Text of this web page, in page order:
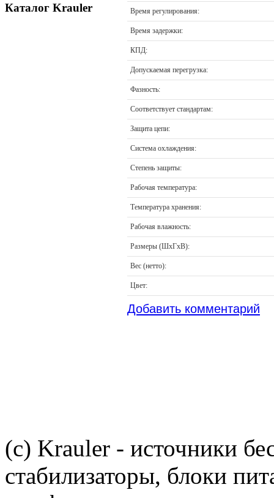
Каталог Krauler Время регулирования:
Время задержки:
КПД:
Допускаемая перегрузка:
Фазность:
Соответствует стандартам:
Защита цепи:
Система охлаждения:
Степень защиты:
Рабочая температура:
Температура хранения:
Рабочая влажность:
Размеры (ШхГхВ):
Вес (нетто):
Цвет:
Добавить комментарий
(c) Krauler - источники
стабилизаторы, блоки